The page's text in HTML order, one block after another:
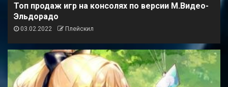
Топ продаж игр на консолях по версии М.Видео-
Эльдорадо
03.02.2022 Плейскил